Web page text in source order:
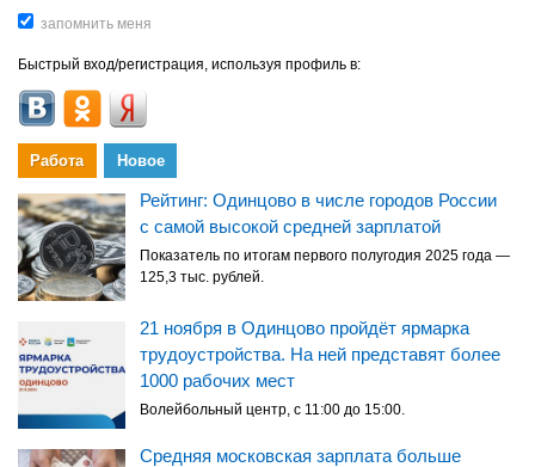
Быстрый вход/регистрация, используя профиль в:
Работа Новое
Рейтинг: Одинцово в числе городов России
с самой высокой средней зарплатой
Показатель по итогам первого полугодия 2025 года —
125,3 тыс. рублей.
21 ноября в Одинцово пройдёт ярмарка
трудоустройства. На ней представят более
1000 рабочих мест
Волейбольный центр, с 11:00 до 15:00.
Средняя московская зарплата больше